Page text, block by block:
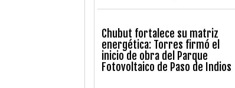
Chubut fortalece su matriz
energética: Torres firmó el
inicio de obra del Parque
Fotovoltaico de Paso de Indios